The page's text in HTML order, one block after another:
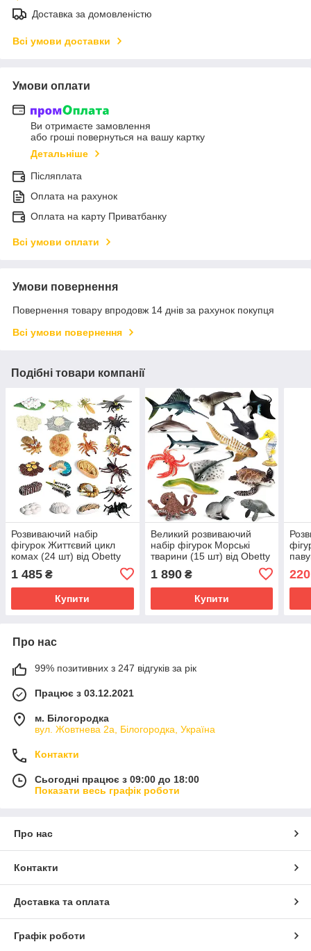
Доставка за домовленістю
Всі умови доставки
Умови оплати
Ви отримаєте замовлення
або гроші повернуться на вашу картку
Детальніше
Післяплата
Оплата на рахунок
Оплата на карту Приватбанку
Всі умови оплати
Умови повернення
Повернення товару впродовж 14 днів за рахунок покупця
Всі умови повернення
Подібні товари компанії
Розвиваючий набір
фігурок Життєвий цикл
комах (24 шт) від Obetty
1 485 ₴
Купити
Великий розвиваючий
набір фігурок Морські
тварини (15 шт) від Obetty
1 890₴
Купити
220
Про нас
99% позитивних з 247 відгуків за рік
Працює з 03.12.2021
м. Білогородка
вул. Жовтнева 2а, Білогородка, Україна
Контакти
Сьогодні працює з 09:00 до 18:00
Показати весь графік роботи
Про нас
Контакти
Доставка та оплата
Графік роботи